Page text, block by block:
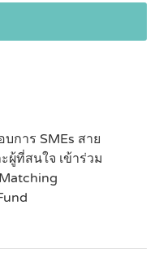
การ SMEs สาย
ผู้ที่สนใจ เข้าร่วม